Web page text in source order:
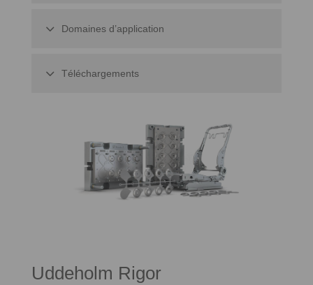
Domaines d’application
Téléchargements
Uddeholm Rigor